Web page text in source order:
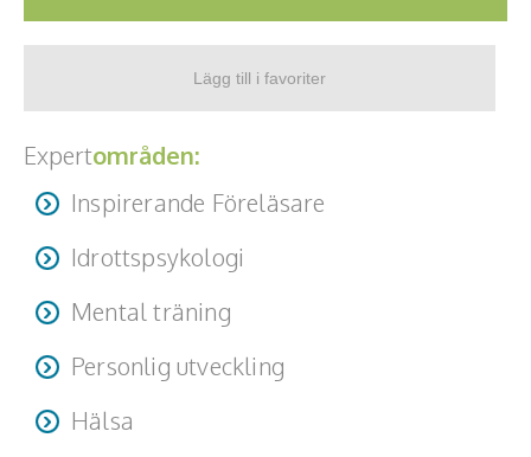
Expertområden:
Inspirerande Föreläsare
Idrottspsykologi
Mental träning
Personlig utveckling
Hälsa